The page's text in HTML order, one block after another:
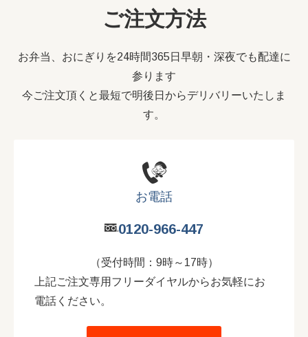
ご注文方法
お弁当、おにぎりを24時間365日早朝・深夜でも配達に
参ります
今ご注文頂くと最短で明後日からデリバリーいたしま
す。
お電話
0120-966-447
（受付時間：9時～17時）
上記ご注文専用フリーダイヤルからお気軽にお
電話ください。